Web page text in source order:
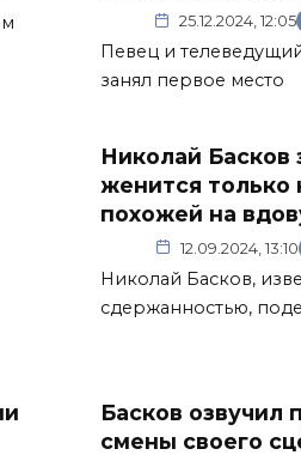
25.12.2024, 12:05
Певец и
занял первое место
Николай Басков
женится только
похожей на
12.09.2024, 13:10
Николай Басков,
сдержанностью,
Басков озвучил
смены своего